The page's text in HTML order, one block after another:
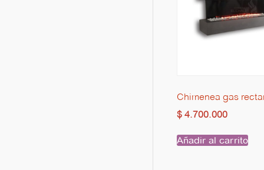
Chimenea gas
$4.700.000
Añadir al carrito